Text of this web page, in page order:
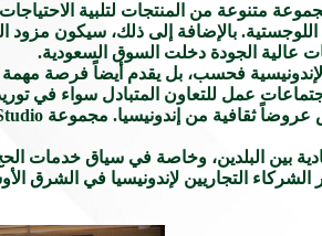
تعرض مجموعة متنوعة من المنتجات لتلبية
عالية الجودة دخلت السوق السعودية.
فحسب، بل يقدم أيضاً فرصة
عمل للتعاون المتبادل سواء في
بين البلدين، وخاصة في سياق خدمات
الشركاء التجاريين لإندونيسيا في